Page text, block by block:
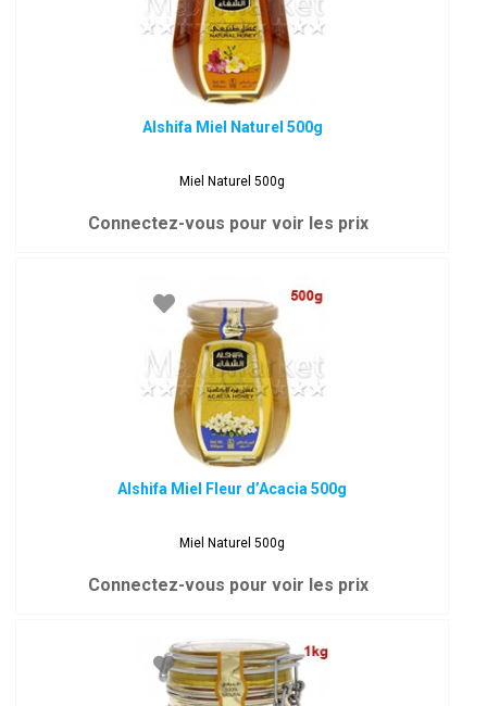
Alshifa Miel Naturel 500g
Miel Naturel 500g
Connectez-vous pour voir les prix
Alshifa Miel Fleur d’Acacia 500g
Miel Naturel 500g
Connectez-vous pour voir les prix